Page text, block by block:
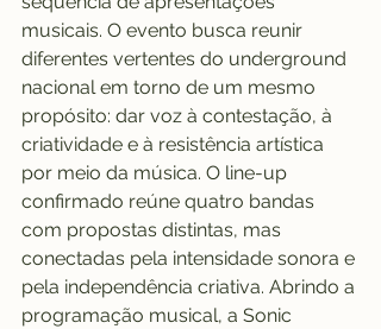
musicais. O evento busca reunir
diferentes vertentes do underground
nacional em torno de um mesmo
propósito: dar voz à contestação, à
criatividade e à resistência artística
por meio da música. O line-up
confirmado reúne quatro bandas
com propostas distintas, mas
conectadas pela intensidade sonora e
pela independência criativa. Abrindo a
programação musical, a Sonic